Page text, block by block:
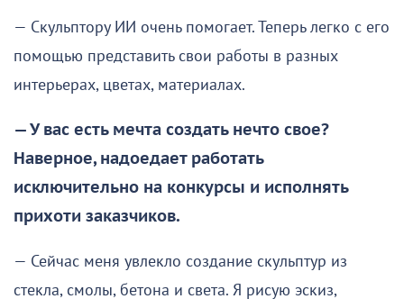
— Скульптору ИИ очень помогает. Теперь легко с его
помощью представить свои работы в разных
интерьерах, цветах, материалах.
— У вас есть мечта создать нечто свое?
Наверное, надоедает работать
исключительно на конкурсы и исполнять
прихоти заказчиков.
— Сейчас меня увлекло создание скульптур из
стекла, смолы, бетона и света. Я рисую эскиз,